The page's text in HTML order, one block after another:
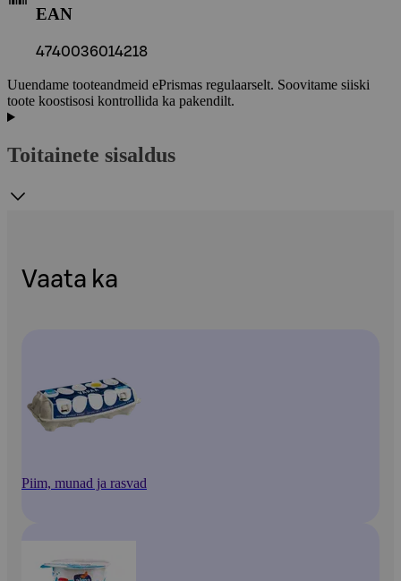
EAN
4740036014218
Uuendame tooteandmeid ePrismas regulaarselt. Soovitame siiski
toote koostisosi kontrollida ka pakendilt.
Toitainete sisaldus
Vaata ka
Piim, munad ja rasvad